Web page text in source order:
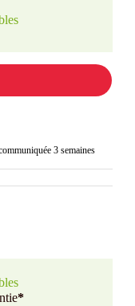
3 semaines
*